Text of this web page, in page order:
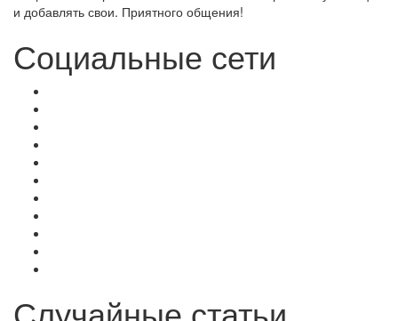
и добавлять свои. Приятного общения!
Социальные сети